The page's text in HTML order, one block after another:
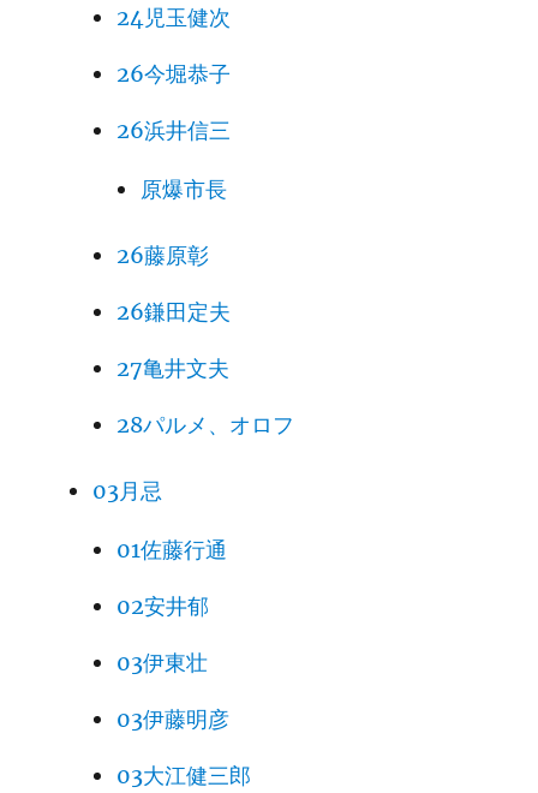
24児玉健次
26今堀恭子
26浜井信三
原爆市長
26藤原彰
26鎌田定夫
27亀井文夫
28パルメ、オロフ
03月忌
01佐藤行通
02安井郁
03伊東壮
03伊藤明彦
03大江健三郎